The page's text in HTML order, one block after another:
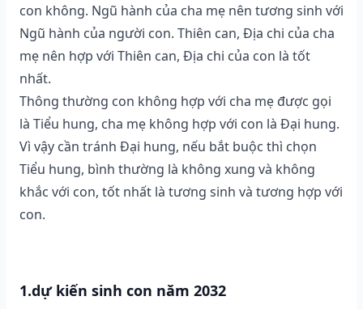
con không. Ngũ hành của cha mẹ nên tương sinh với
Ngũ hành của người con. Thiên can, Địa chi của cha
mẹ nên hợp với Thiên can, Địa chi của con là tốt
nhất.
Thông thường con không hợp với cha mẹ được gọi
là Tiểu hung, cha mẹ không hợp với con là Đại hung.
Vì vậy cần tránh Đại hung, nếu bắt buộc thì chọn
Tiểu hung, bình thường là không xung và không
khắc với con, tốt nhất là tương sinh và tương hợp với
con.
1.dự kiến sinh con năm 2032